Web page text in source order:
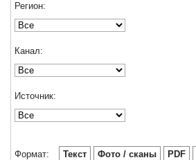
Регион:
Канал:
Источник:
Формат: Текст Фото / сканы PDF